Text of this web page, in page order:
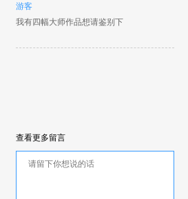
游客
我有四幅大师作品想请鉴别下
查看更多留言